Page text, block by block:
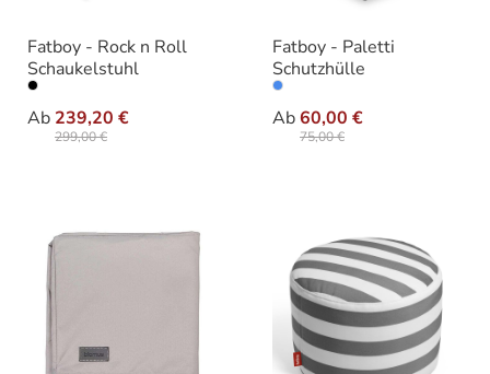
Fatboy - Rock n Roll
Schaukelstuhl
Ab 239,20 €
299,00 €
Varianten
Fatboy - Paletti
Schutzhülle
Ab60,00 €
75,00 €
Variante